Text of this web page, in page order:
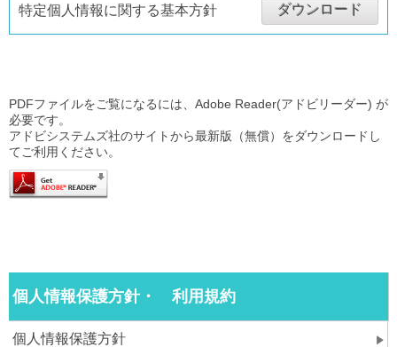
特定個人情報に関する基本方針 ダウンロード
PDFファイルをご覧になるには、Adobe Reader(アドビリーダー) が
必要です。
アドビシステムズ社のサイトから最新版（無償）をダウンロードし
てご利用ください。
個人情報保護方針・ 利用規約
個人情報保護方針